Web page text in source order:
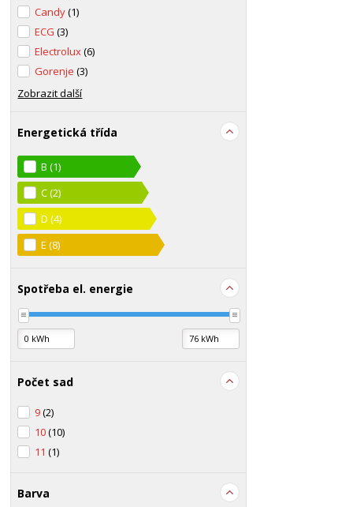
Candy(1)
ECG(3)
Electrolux(6)
Gorenje(3)
Zobrazit další
Energetická třída
B(1)
C(2)
D(4)
E(8)
Spotřeba el. energie
Počet sad
9(2)
10(10)
11(1)
Barva